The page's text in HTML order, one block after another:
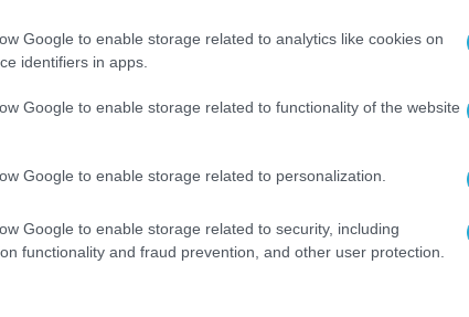
Google to enable storage related to analytics like cookies on
identifiers in apps.
Google to enable storage related to functionality of the website
Google to enable storage related to personalization.
Google to enable storage related to security, including
functionality and fraud prevention, and other user protection.
NEO 3 και με αποκορύφωμα τις
Naruto Edition και το realme GT NEO 3T
της Ευρώπης.
προσφορές στην επίσημη ιστοσελίδα